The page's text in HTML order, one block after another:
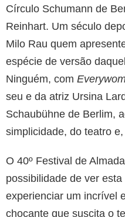
Círculo Schumann de
Reinhart. Um século
Milo Rau quem
espécie de versão
Ninguém, com
seu e da atriz Ursina
Schaubühne de Berlim,
simplicidade, do teatro
O 40º Festival de
possibilidade de ver
experienciar um incrível
chocante que suscita o